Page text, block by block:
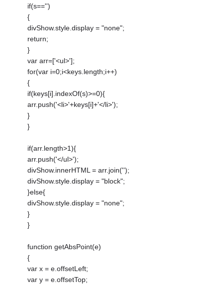
if(s=='')
{
divShow.style.display = "none";
return;
}
var arr=['<ul>'];
for(var i=0;i<keys.length;i++)
{
if(keys[i].indexOf(s)>=0){
arr.push('<li>'+keys[i]+'</li>');
}
}
if(arr.length>1){
arr.push('</ul>');
divShow.innerHTML = arr.join('');
divShow.style.display = "block";
}else{
divShow.style.display = "none";
}
}
function getAbsPoint(e)
{
var x = e.offsetLeft;
var y = e.offsetTop;